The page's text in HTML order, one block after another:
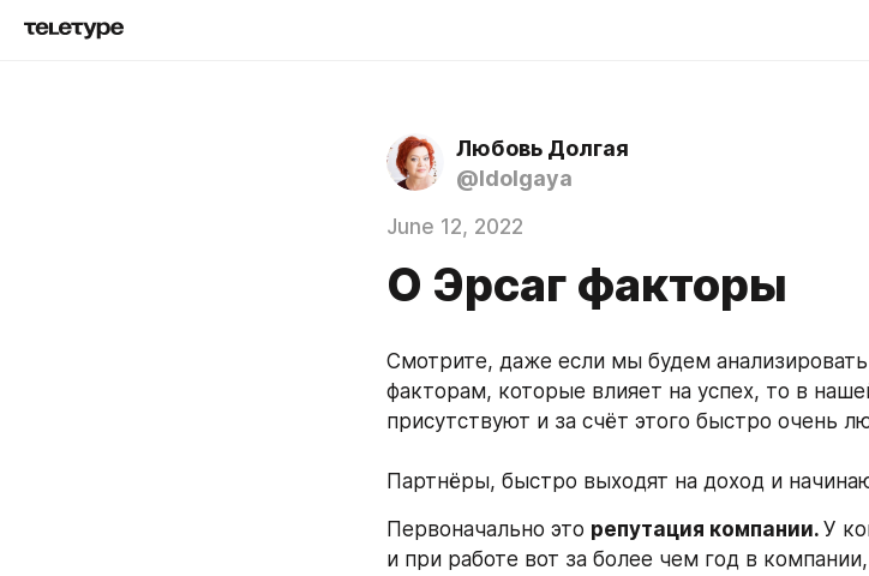
Любовь Долгая
@ldolgaya
June 12, 2022
О Эрсаг факторы
Смотрите, даже если мы будем
факторам, которые влияет на успех, то в
присутствуют и за счёт этого быстро очень
Партнёры, быстро выходят на доход и
Первоначально это репутация компании. У
и при работе вот за более чем год в